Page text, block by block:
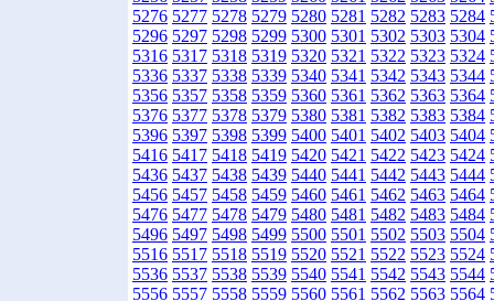
5276 5277 5278 5279 5280 5281 5282 5283 5284
5296 5297 5298 5299 5300 5301 5302 5303 5304
5316 5317 5318 5319 5320 5321 5322 5323 5324
5336 5337 5338 5339 5340 5341 5342 5343 5344
5356 5357 5358 5359 5360 5361 5362 5363 5364
5376 5377 5378 5379 5380 5381 5382 5383 5384
5396 5397 5398 5399 5400 5401 5402 5403 5404
5416 5417 5418 5419 5420 5421 5422 5423 5424
5436 5437 5438 5439 5440 5441 5442 5443 5444
5456 5457 5458 5459 5460 5461 5462 5463 5464
5476 5477 5478 5479 5480 5481 5482 5483 5484
5496 5497 5498 5499 5500 5501 5502 5503 5504
5516 5517 5518 5519 5520 5521 5522 5523 5524
5536 5537 5538 5539 5540 5541 5542 5543 5544
5556 5557 5558 5559 5560 5561 5562 5563 5564